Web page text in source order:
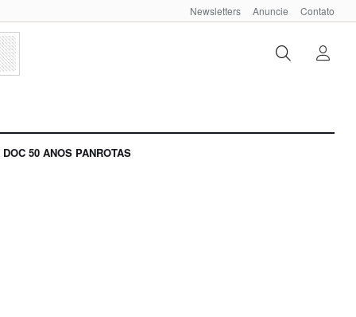
Newsletters Anuncie Contato
DOC 50 ANOS PANROTAS